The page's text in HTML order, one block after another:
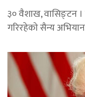
३० वैशाख, वासिङ्टन ।
गरिरहेको सैन्य